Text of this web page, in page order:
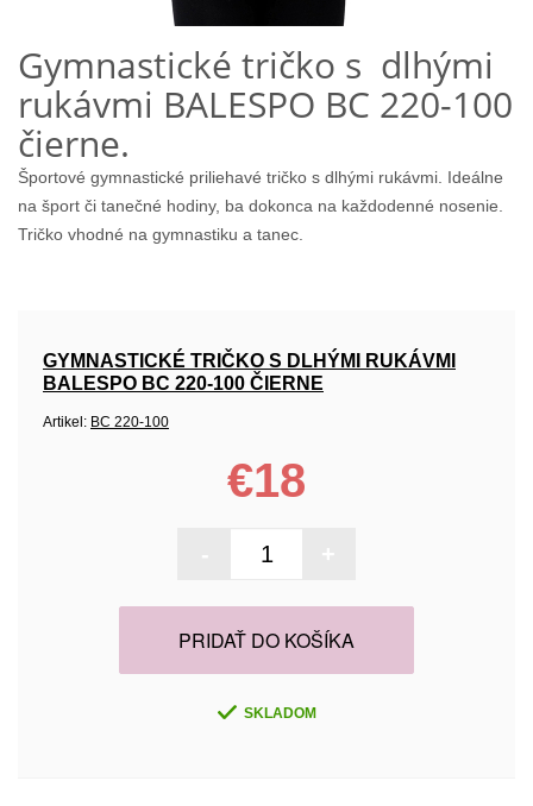
Gymnastické tričko s dlhými
rukávmi BALESPO BС 220-100
čierne.
Športové gymnastické priliehavé tričko s dlhými rukávmi. Ideálne
na šport či tanečné hodiny, ba dokonca na každodenné nosenie.
Tričko vhodné na gymnastiku a tanec.
GYMNASTICKÉ TRIČKO S DLHÝMI RUKÁVMI
BALESPO BС 220-100 ČIERNE
Artikel: BС 220-100
€18
PRIDAŤ DO KOŠÍKA
SKLADOM